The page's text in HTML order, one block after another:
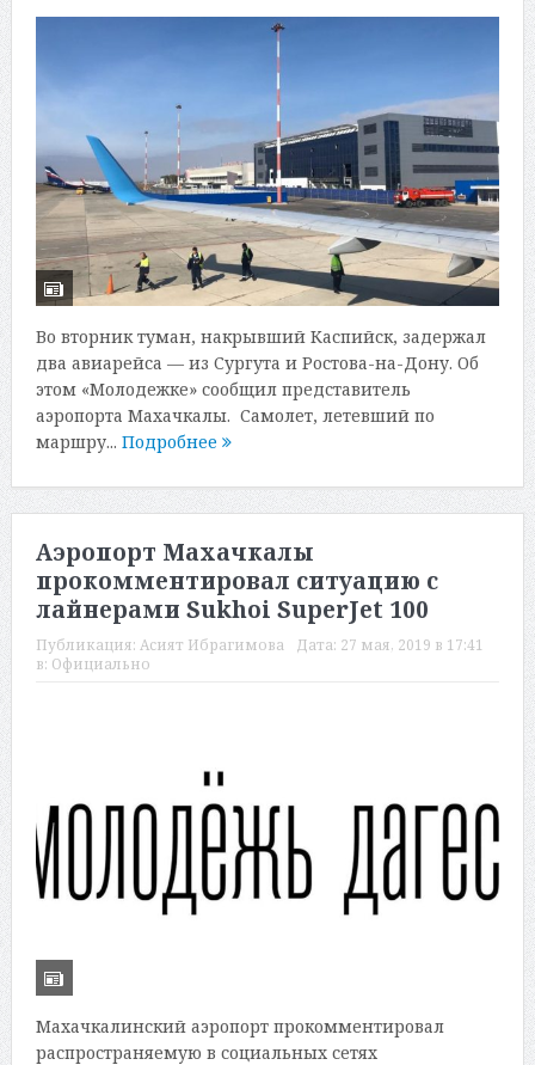
Во вторник туман, накрывший Каспийск, задержал
два авиарейса — из Сургута и Ростова-на-Дону. Об
этом «Молодежке» сообщил представитель
аэропорта Махачкалы. Самолет, летевший по
маршру... Подробнее
Аэропорт Махачкалы
прокомментировал ситуацию с
лайнерами Sukhoi SuperJet 100
Публикация: Асият Ибрагимова Дата: 27 мая, 2019 в 17:41
в: Официально
Махачкалинский аэропорт прокомментировал
распространяемую в социальных сетях